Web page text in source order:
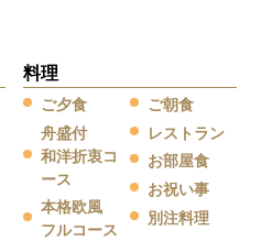
料理
ご夕食
舟盛付
和洋折衷コ
ース
本格欧風
フルコース
ご朝食
レストラン
お部屋食
お祝い事
別注料理